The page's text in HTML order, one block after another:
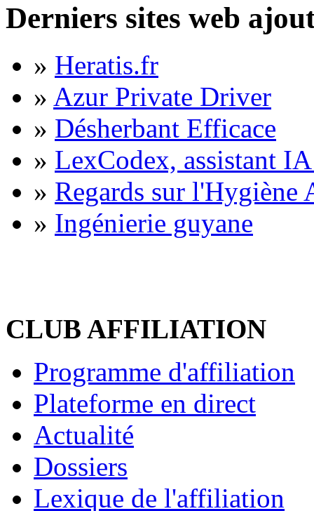
Derniers sites web
» Heratis.fr
» Azur Private Driver
» Désherbant Efficace
» LexCodex, assistant
» Regards sur l'Hygiène
» Ingénierie guyane
CLUB AFFILIATION
Programme d'affiliation
Plateforme en direct
Actualité
Dossiers
Lexique de l'affiliation